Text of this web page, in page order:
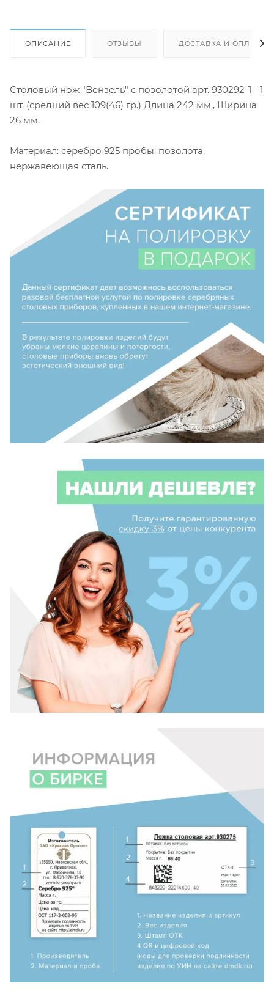
ОПИСАНИЕ ОТЗЫВЫ ДОСТАВКА И ОПЛАТА
Столовый нож "Вензель" с позолотой арт. 930292-1 - 1
шт. (средний вес 109(46) гр.) Длина 242 мм., Ширина
26 мм.
Материал: серебро 925 пробы, позолота,
нержавеющая сталь.